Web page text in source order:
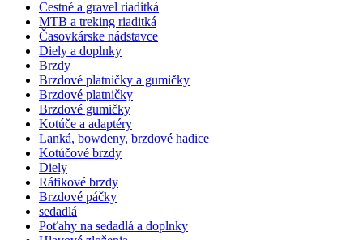
Cestné a gravel riaditká
MTB a treking riaditká
Časovkárske nádstavce
Diely a doplnky
Brzdy
Brzdové platničky a gumičky
Brzdové platničky
Brzdové gumičky
Kotúče a adaptéry
Lanká, bowdeny, brzdové hadice
Kotúčové brzdy
Diely
Ráfikové brzdy
Brzdové páčky
sedadlá
Poťahy na sedadlá a doplnky